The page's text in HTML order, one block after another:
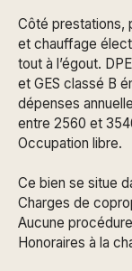
Côté prestations,
et chauffage
tout à l’égout.
et GES classé B
dépenses
entre 2560 et
Occupation libre.
Ce bien se situe
Charges de
Aucune
Honoraires à la